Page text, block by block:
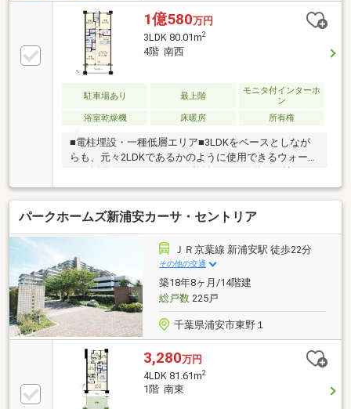
1億580万円
3LDK 80.01m2
4階 南西
駐車場あり 最上階
モニタ付インターホ
ン
浴室乾燥機
床暖房 所有権
■電柱埋設・一種低層エリア■3LDKをベースとしなが
らも、元々2LDKであるかのように使用できるウォール
LDKとしてもお使いいただけます。■機械式駐車場は、
高さ1 750mm、幅1 950ｍｍ。ご見学、ご質問、詳細
は、担当の木村までお気軽にお問合せください。
パークホームズ新浦安カーサ・セントリア
ＪＲ京葉線 新浦安駅 徒歩22分
その他の交通
築18年8ヶ月/14階建
総戸数225戸
千葉県浦安市東野１
3,280万円
4LDK 81.61m2
1階 南東